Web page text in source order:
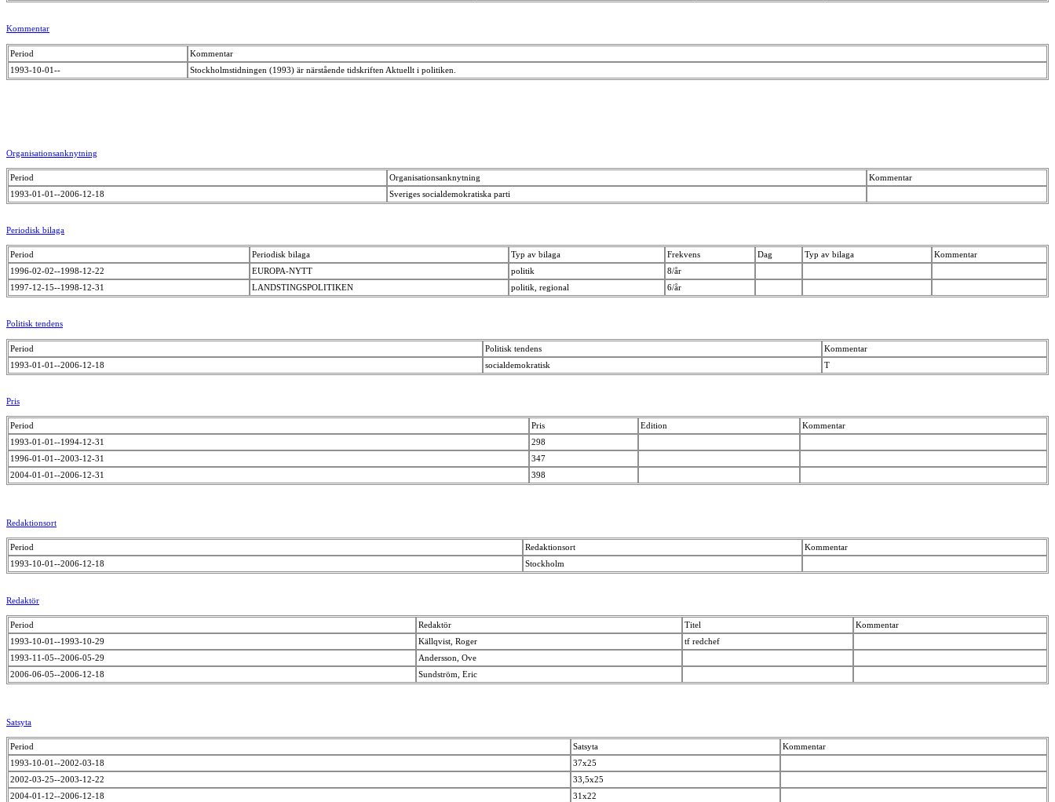
Kommentar
Period
Kommentar
1993-10-01--
Stockholmstidningen (1993) är närstående tidskriften Aktuellt i politiken.
Organisationsanknytning
Period Organisationsanknytning
Kommentar
1993-01-01--2006-12-18
Sveriges socialdemokratiska parti
Periodisk bilaga
Period Periodisk bilaga Typ av bilaga Frekvens Dag Typ av bilaga
Kommentar
1996-02-02--1998-12-22
EUROPA-NYTT politik
8/år
1997-12-15--1998-12-31
LANDSTINGSPOLITIKEN politik, regional 6/år
Politisk tendens
Period Politisk tendens
Kommentar
1993-01-01--2006-12-18
socialdemokratisk T
Pris
Period Pris Edition
Kommentar
1993-01-01--1994-12-31
298
1996-01-01--2003-12-31
347
2004-01-01--2006-12-31
398
Redaktionsort
Period Redaktionsort
Kommentar
1993-10-01--2006-12-18
Stockholm
Redaktör
Period Redaktör Titel
Kommentar
1993-10-01--1993-10-29
Källqvist, Roger
tf redchef
1993-11-05--2006-05-29
Andersson, Ove
2006-06-05--2006-12-18
Sundström, Eric
Satsyta
Period Satsyta
Kommentar
1993-10-01--2002-03-18
37x25
2002-03-25--2003-12-22
33,5x25
2004-01-12--2006-12-18
31x22